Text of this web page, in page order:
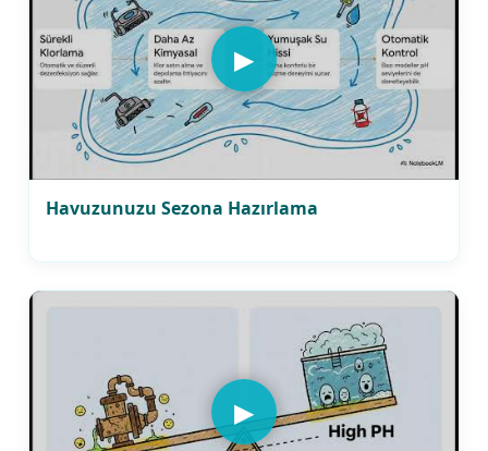
▶
Havuzunuzu Sezona Hazırlama
▶